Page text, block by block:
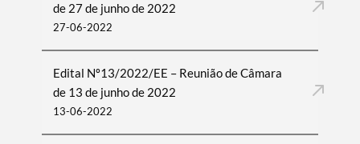
de 27 de junho de 2022
27-06-2022
Edital Nº13/2022/EE – Reunião de Câmara
de 13 de junho de 2022
13-06-2022